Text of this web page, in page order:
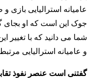
عامیانه استرالیایی
جوک این است که او بجای
شما می دانید که با تغییر
و عامیانه استرالیایی
گفتنی است عنصر نفوذ